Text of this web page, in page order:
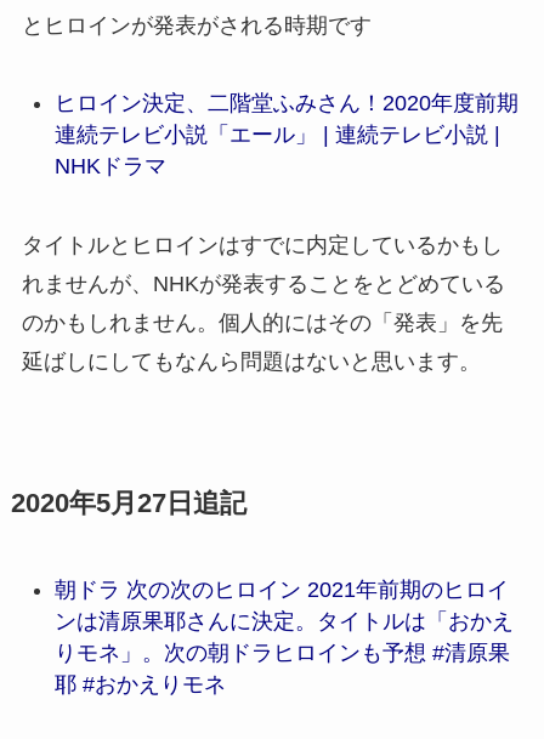
とヒロインが発表がされる時期です
ヒロイン決定、二階堂ふみさん！2020年度前期
連続テレビ小説「エール」 | 連続テレビ小説 |
NHKドラマ
タイトルとヒロインはすでに内定しているかもし
れませんが、NHKが発表することをとどめている
のかもしれません。個人的にはその「発表」を先
延ばしにしてもなんら問題はないと思います。
2020年5月27日追記
朝ドラ 次の次のヒロイン 2021年前期のヒロイ
ンは清原果耶さんに決定。タイトルは「おかえ
りモネ」。次の朝ドラヒロインも予想 #清原果
耶 #おかえりモネ